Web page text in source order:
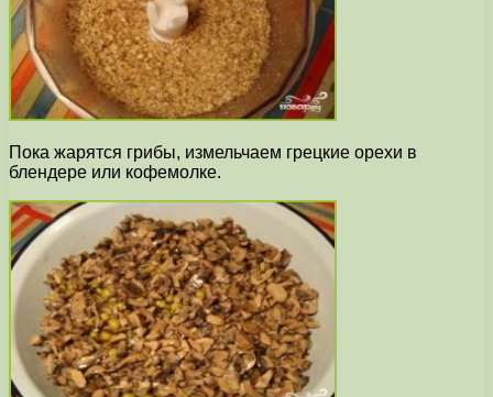
Пока жарятся грибы, измельчаем грецкие орехи в
блендере или кофемолке.